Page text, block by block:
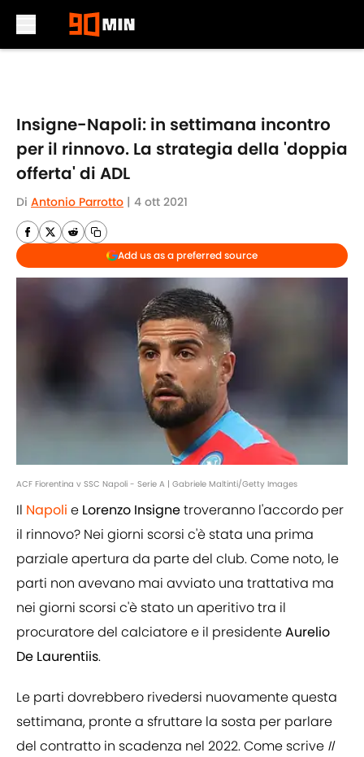
Insigne-Napoli: in settimana incontro
per il rinnovo. La strategia della 'doppia
offerta' di ADL
Di Antonio Parrotto | 4 ott 2021
Add us as a preferred source
ACF Fiorentina v SSC Napoli - Serie A | Gabriele Maltinti/Getty Images
Il Napoli e Lorenzo Insignetroveranno l'accordo per
il rinnovo? Nei giorni scorsi c'è stata una prima
parziale apertura da parte del club. Come noto, le
parti non avevano mai avviato una trattativa ma
nei giorni scorsi c'è stato un aperitivo tra il
procuratore del calciatore e il presidenteAurelio
De Laurentiis.
Le parti dovrebbero rivedersi nuovamente questa
settimana, pronte a sfruttare la sosta per parlare
del contratto in scadenza nel 2022. Come scrive Il